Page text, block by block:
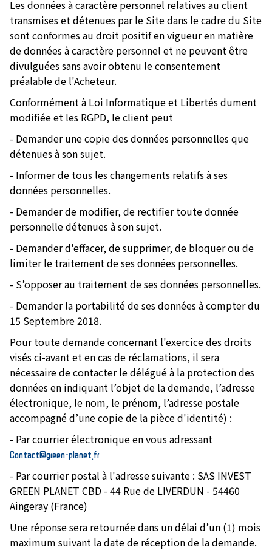
Les données à caractère personnel relatives au client
transmises et détenues par le Site dans le cadre du Site
sont conformes au droit positif en vigueur en matière
de données à caractère personnel et ne peuvent être
divulguées sans avoir obtenu le consentement
préalable de l'Acheteur.
Conformément à Loi Informatique et Libertés dument
modifiée et les RGPD, le client peut
- Demander une copie des données personnelles que
détenues à son sujet.
- Informer de tous les changements relatifs à ses
données personnelles.
- Demander de modifier, de rectifier toute donnée
personnelle détenues à son sujet.
- Demander d'effacer, de supprimer, de bloquer ou de
limiter le traitement de ses données personnelles.
- S’opposer au traitement de ses données personnelles.
- Demander la portabilité de ses données à compter du
15 Septembre 2018.
Pour toute demande concernant l'exercice des droits
visés ci-avant et en cas de réclamations, il sera
nécessaire de contacter le délégué à la protection des
données en indiquant l’objet de la demande, l’adresse
électronique, le nom, le prénom, l’adresse postale
accompagné d’une copie de la pièce d'identité) :
- Par courrier électronique en vous adressant
Contact@green-planet.fr
- Par courrier postal à l'adresse suivante : SAS INVEST
GREEN PLANET CBD - 44 Rue de LIVERDUN - 54460
Aingeray (France)
Une réponse sera retournée dans un délai d’un (1) mois
maximum suivant la date de réception de la demande.